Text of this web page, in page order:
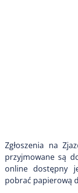
Zgłoszenia na
przyjmowane są
online dostępny
pobrać papierową